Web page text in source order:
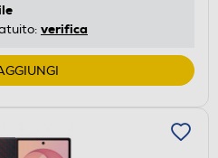
verifica